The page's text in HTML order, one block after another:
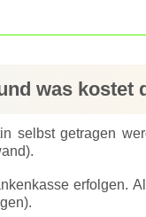
was kostet
selbst getragen
erfolgen.